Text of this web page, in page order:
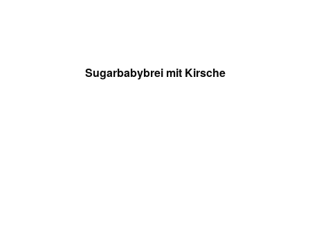
Sugarbabybrei mit Kirsche